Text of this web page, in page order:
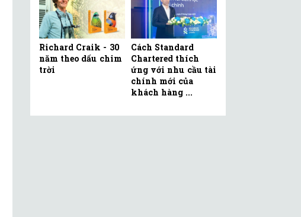
Richard Craik - 30
năm theo dấu chim
trời
Cách Standard
Chartered thích
ứng với nhu cầu tài
chính mới của
khách hàng ...